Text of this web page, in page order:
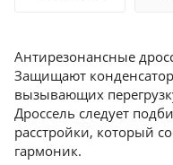
Антирезонансные
Защищают
вызывающих
Дроссель следует
расстройки, который
гармоник.